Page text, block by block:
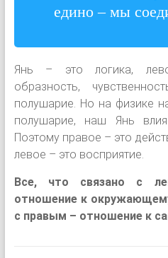
едино – мы
Янь – это логика,
образность,
полушарие. Но на физике
полушарие, наш Янь
Поэтому правое – это
левое – это восприятие.
Все, что связано с
отношение к
с правым – отношение к